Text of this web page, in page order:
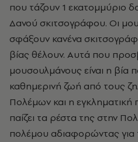
που τάζουν 1 εκατομμύριο
Δανού σκιτσογράφου. Oι
σφάξουν κανένα
βίας θέλουν. Aυτά που
μουσουλμάνους είναι η βία
καθημερινή ζωή από τους
Πολέμων και η εγκληματική
παίζει τα ρέστα της στην
πολέμου αδιαφορώντας για